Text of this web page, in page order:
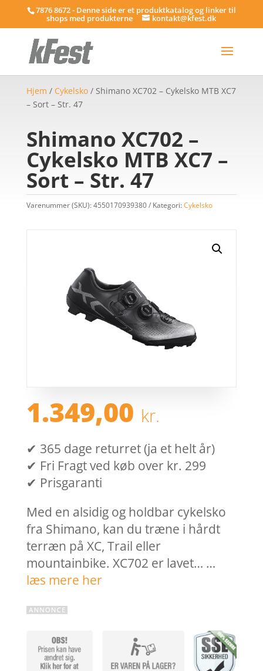
7876 8672 - Denne side er et produktkatalog og linker til
shops med produkterne kontakt@kfest.dk
Hjem / Cykelsko/ Shimano XC702 – Cykelsko MTB XC7
– Sort – Str. 47
Shimano XC702 –
Cykelsko MTB XC7 –
Sort – Str. 47
Varenummer (SKU):4550170939380 Kategori:Cykelsko
1.349,00 kr.
✔ 365 dage returret (ja et helt år)
✔ Fri Fragt ved køb over kr. 299
✔ Prisgaranti
Med en alsidig og holdbar cykelsko
fra Shimano, kan du træne i hårdt
terræn på XC, Trail eller
mountainbike. XC702 er lavet… …
læs mere her